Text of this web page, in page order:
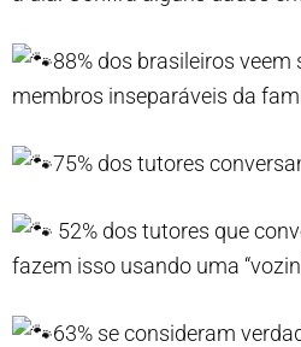
88% dos brasileiros
membros inseparáveis da
75% dos tutores
52% dos tutores que
fazem isso usando uma
63% se consideram